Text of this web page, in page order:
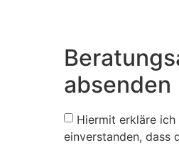
absenden
Hiermit erkläre
einverstanden, dass